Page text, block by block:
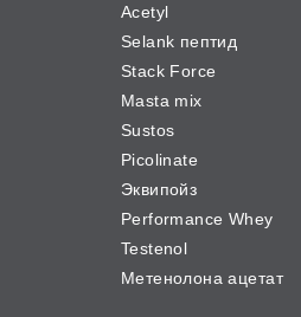
Acetyl
Selank пептид
Stack Force
Masta mix
Sustos
Picolinate
Эквипойз
Performance Whey
Testenol
Метенолона ацетат